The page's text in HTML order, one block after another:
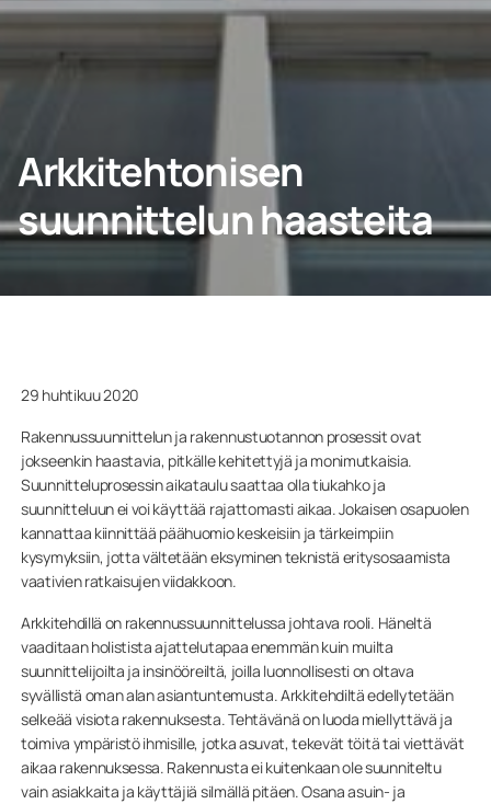
Kotiin
Yritys
Arkkitehtonisen
suunnittelun haasteita
29 huhtikuu 2020
Rakennussuunnittelun ja rakennustuotannon prosessit ovat
jokseenkin haastavia, pitkälle kehitettyjä ja monimutkaisia.
Suunnitteluprosessin aikataulu saattaa olla tiukahko ja
suunnitteluun ei voi käyttää rajattomasti aikaa. Jokaisen osapuolen
kannattaa kiinnittää päähuomio keskeisiin ja tärkeimpiin
kysymyksiin, jotta vältetään eksyminen teknistä eritysosaamista
vaativien ratkaisujen viidakkoon.
Arkkitehdillä on rakennussuunnittelussa johtava rooli. Häneltä
vaaditaan holistista ajattelutapaa enemmän kuin muilta
suunnittelijoilta ja insinööreiltä, joilla luonnollisesti on oltava
syvällistä oman alan asiantuntemusta. Arkkitehdiltä edellytetään
selkeää visiota rakennuksesta. Tehtävänä on luoda miellyttävä ja
toimiva ympäristö ihmisille, jotka asuvat, tekevät töitä tai viettävät
aikaa rakennuksessa. Rakennusta ei kuitenkaan ole suunniteltu
vain asiakkaita ja käyttäjiä silmällä pitäen. Osana asuin- ja